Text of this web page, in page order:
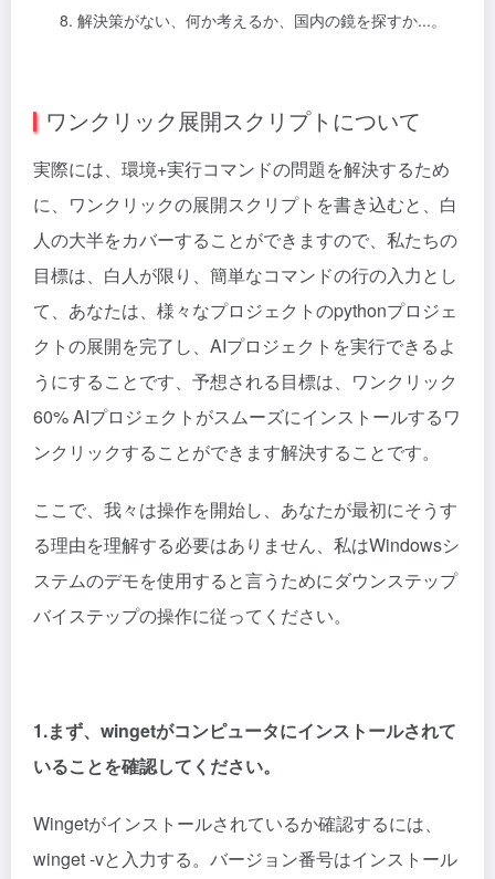
解決策がない、何か考えるか、国内の鏡を探すか...。
ワンクリック展開スクリプトについて
実際には、環境+実行コマンドの問題を解決するため
に、ワンクリックの展開スクリプトを書き込むと、白
人の大半をカバーすることができますので、私たちの
目標は、白人が限り、簡単なコマンドの行の入力とし
て、あなたは、様々なプロジェクトのpythonプロジェ
クトの展開を完了し、AIプロジェクトを実行できるよ
うにすることです、予想される目標は、ワンクリック
60% AIプロジェクトがスムーズにインストールするワ
ンクリックすることができます解決することです。
ここで、我々は操作を開始し、あなたが最初にそうす
る理由を理解する必要はありません、私はWindowsシ
ステムのデモを使用すると言うためにダウンステップ
バイステップの操作に従ってください。
1.まず、wingetがコンピュータにインストールされて
いることを確認してください。
Wingetがインストールされているか確認するには、
winget -vと入力する。バージョン番号はインストール